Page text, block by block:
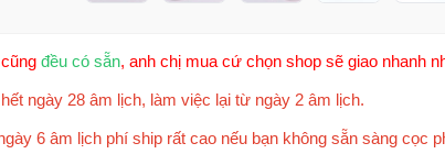
đều có sẵn, anh chị mua cứ chọn shop sẽ giao nhanh
ngày 28 âm lịch, làm việc lại từ ngày 2 âm lịch.
6 âm lịch phí ship rất cao nếu bạn không sẵn sàng cọc